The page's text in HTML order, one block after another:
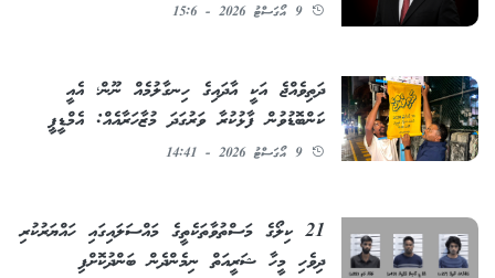
9 އޯގަސްޓު 2026 - 15:6
ދަތިވެއްޖެ އަކީ އާދައިގެ ހިނގާލުމެއް ނޫން؛ އެއީ
ކަންބޮޑުވުން ފާޅުކުރާ ވަރުގަދަ މުޒާހަރާއެއް: އެމްޑީޕީ
9 އޯގަސްޓު 2026 - 14:41
21 ކިލޯގެ މަސްތުވާތަކެތީގެ މައްސަލައިގައި ހައްޔަރުކުރި
ދިވެހި މީހާ ޝަރީއަތް ނިމެންދެން ބަންދުކޮށްފި